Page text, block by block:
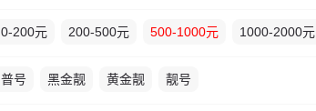
0-200元 200-500元 500-1000元 1000-2000元
普号 黑金靓 黄金靓 靓号